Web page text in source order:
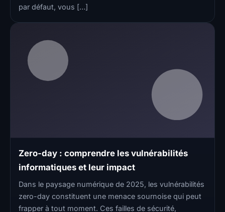
par défaut, vous […]
Zero-day : comprendre les vulnérabilités
informatiques et leur impact
Dans le paysage numérique de 2025, les vulnérabilités
zero-day constituent une menace sournoise qui peut
frapper à tout moment. Ces failles de sécurité,